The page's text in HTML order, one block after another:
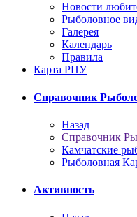
Новости
Рыболовное
Галерея
Календарь
Правила
Карта РПУ
Справочник
Назад
Справочник
Камчатские
Рыболовная
Активность